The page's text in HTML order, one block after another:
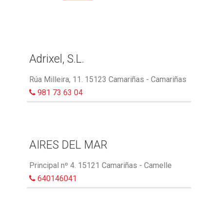
Adrixel, S.L.
Rúa Milleira, 11. 15123 Camariñas - Camariñas
981 73 63 04
AIRES DEL MAR
Principal nº 4. 15121 Camariñas - Camelle
640146041